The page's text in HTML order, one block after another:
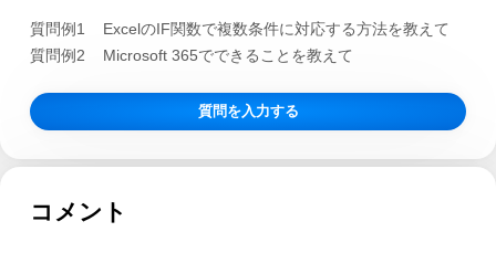
質問例1
ExcelのIF関数で複数条件に対応する方法を教えて
質問例2
Microsoft 365でできることを教えて
質問を入力する
コメント